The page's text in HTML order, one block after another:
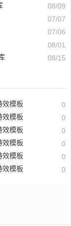
08/09
07/07
07/06
08/01
08/15
效模板 0
效模板 0
效模板 0
效模板 0
效模板 0
效模板 0